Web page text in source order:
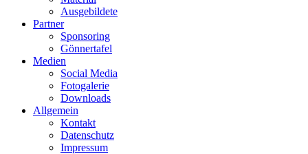
Ausgebildete
Partner
Sponsoring
Gönnertafel
Medien
Social Media
Fotogalerie
Downloads
Allgemein
Kontakt
Datenschutz
Impressum